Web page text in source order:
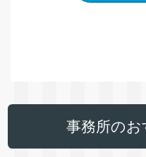
事務所のお